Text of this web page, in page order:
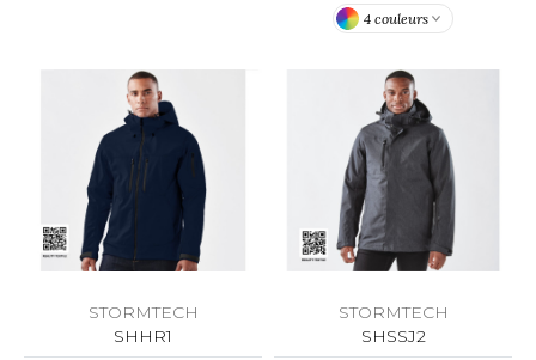
MORNING STUDIOS
SEGURIDAD
DUICK
4 couleurs
STORMTECH
SHHR1
STORMTECH
SHSSJ2